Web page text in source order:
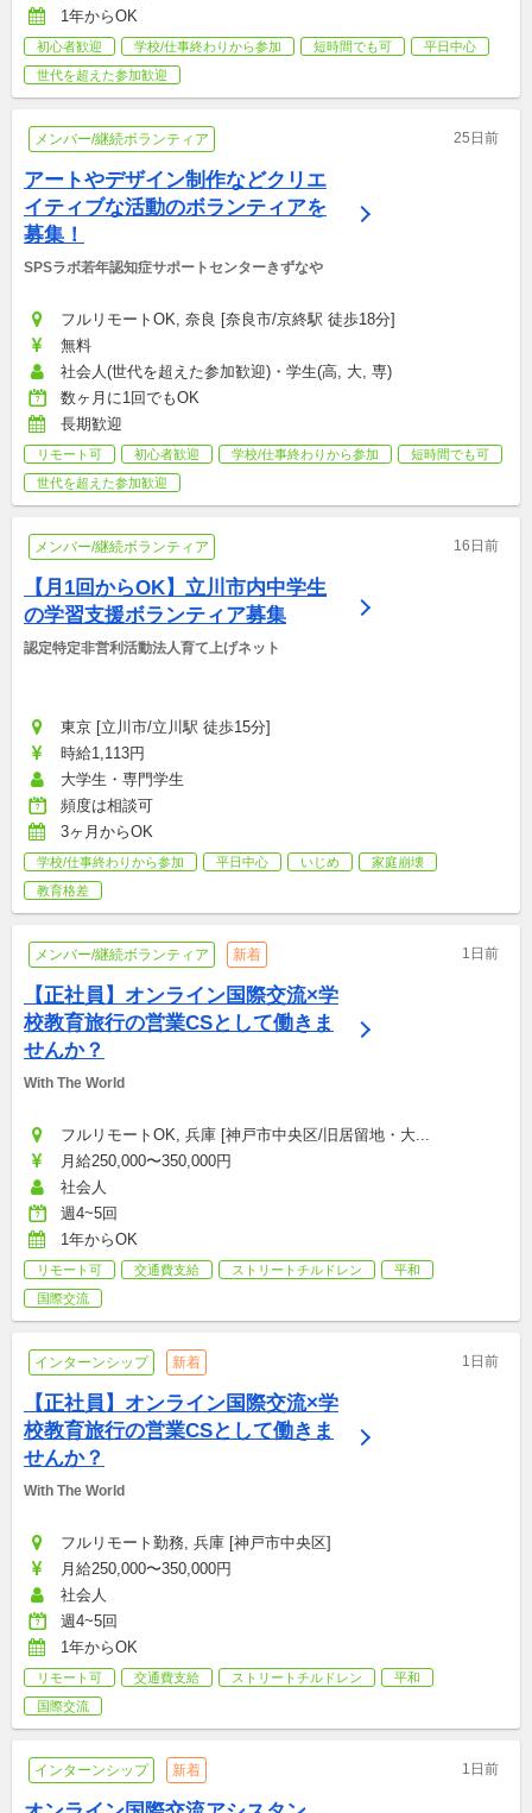
1年からOK
初心者歓迎 学校/仕事終わりから参加 短時間でも可
平日中心
世代を超えた参加歓迎
メンバー/継続ボランティア 25日前
アートやデザイン制作などクリエ
イティブな活動のボランティアを
募集！
SPSラボ若年認知症サポートセンターきずなや
フルリモートOK, 奈良 [奈良市/京終駅 徒歩18分]
無料
社会人(世代を超えた参加歓迎)・学生(高, 大, 専)
数ヶ月に1回でもOK
長期歓迎
リモート可 初心者歓迎 学校/仕事終わりから参加
短時間でも可
世代を超えた参加歓迎
メンバー/継続ボランティア 16日前
【月1回からOK】立川市内中学生
の学習支援ボランティア募集
認定特定非営利活動法人育て上げネット
東京 [立川市/立川駅 徒歩15分]
時給1,113円
大学生・専門学生
頻度は相談可
3ヶ月からOK
学校/仕事終わりから参加 平日中心 いじめ
家庭崩壊
教育格差
メンバー/継続ボランティア 新着 1日前
【正社員】オンライン国際交流×学
校教育旅行の営業CSとして働きま
せんか？
With The World
フルリモートOK, 兵庫 [神戸市中央区/旧居留地・大...
月給250,000〜350,000円
社会人
週4~5回
1年からOK
リモート可 交通費支給 ストリートチルドレン
平和
国際交流
インターンシップ 新着 1日前
【正社員】オンライン国際交流×学
校教育旅行の営業CSとして働きま
せんか？
With The World
フルリモート勤務, 兵庫 [神戸市中央区]
月給250,000〜350,000円
社会人
週4~5回
1年からOK
リモート可 交通費支給 ストリートチルドレン
平和
国際交流
インターンシップ 新着 1日前